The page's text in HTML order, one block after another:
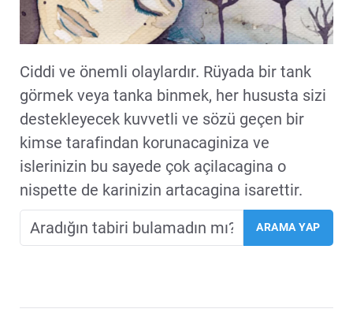
Ciddi ve önemli olaylardır. Rüyada bir tank
görmek veya tanka binmek, her hususta sizi
destekleyecek kuvvetli ve sözü geçen bir
kimse tarafindan korunacaginiza ve
islerinizin bu sayede çok açilacagina o
nispette de karinizin artacagina isarettir.